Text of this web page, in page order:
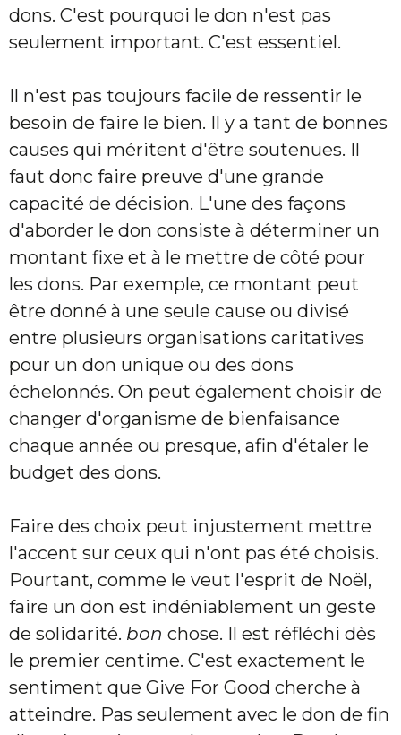
dons. C'est pourquoi le don n'est pas
seulement important. C'est essentiel.
Il n'est pas toujours facile de ressentir le
besoin de faire le bien. Il y a tant de bonnes
causes qui méritent d'être soutenues. Il
faut donc faire preuve d'une grande
capacité de décision. L'une des façons
d'aborder le don consiste à déterminer un
montant fixe et à le mettre de côté pour
les dons. Par exemple, ce montant peut
être donné à une seule cause ou divisé
entre plusieurs organisations caritatives
pour un don unique ou des dons
échelonnés. On peut également choisir de
changer d'organisme de bienfaisance
chaque année ou presque, afin d'étaler le
budget des dons.
Faire des choix peut injustement mettre
l'accent sur ceux qui n'ont pas été choisis.
Pourtant, comme le veut l'esprit de Noël,
faire un don est indéniablement un geste
de solidarité. bon chose. Il est réfléchi dès
le premier centime. C'est exactement le
sentiment que Give For Good cherche à
atteindre. Pas seulement avec le don de fin